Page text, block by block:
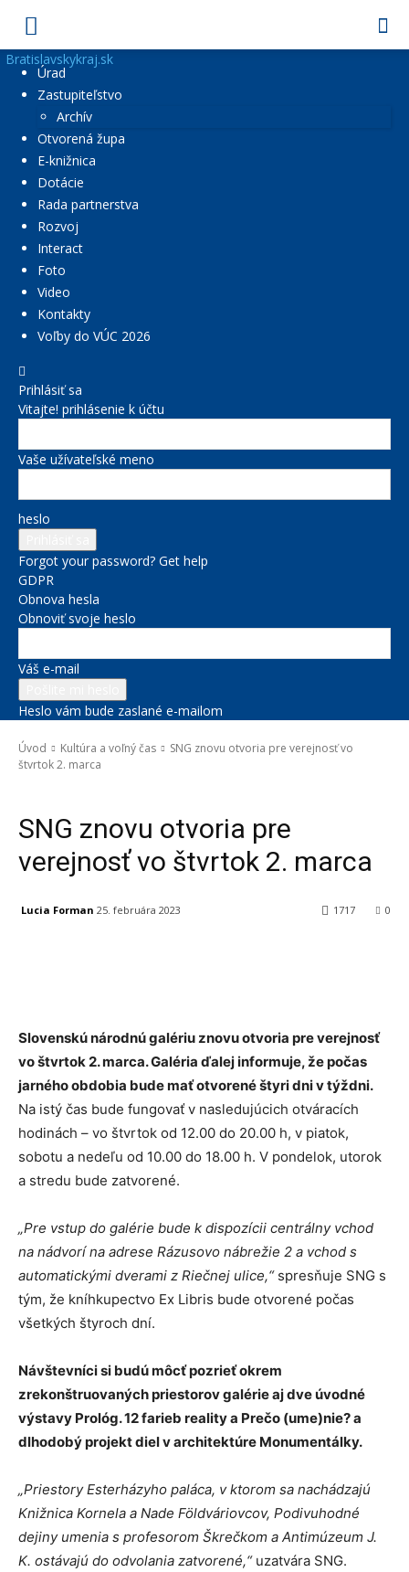
Bratislavskykraj.sk
Úrad
Zastupiteľstvo
Archív
Otvorená župa
E-knižnica
Dotácie
Rada partnerstva
Rozvoj
Interact
Foto
Video
Kontakty
Voľby do VÚC 2026
Prihlásiť sa
Vitajte! prihlásenie k účtu
Vaše užívateľské meno
heslo
Forgot your password? Get help
GDPR
Obnova hesla
Obnoviť svoje heslo
Váš e-mail
Heslo vám bude zaslané e-mailom
Úvod Kultúra a voľný čas
SNG znovu otvoria pre verejnosť vo
štvrtok 2. marca
SNG znovu otvoria pre
verejnosť vo štvrtok 2. marca
Lucia Forman 25. februára 2023 0
1717
Slovenskú národnú galériu znovu otvoria pre verejnosť
vo štvrtok 2. marca. Galéria ďalej informuje, že počas
jarného obdobia bude mať otvorené štyri dni v týždni.
Na istý čas bude fungovať v nasledujúcich otváracích
hodinách – vo štvrtok od 12.00 do 20.00 h, v piatok,
sobotu a nedeľu od 10.00 do 18.00 h. V pondelok, utorok
a stredu bude zatvorené.
„Pre vstup do galérie bude k dispozícii centrálny vchod
na nádvorí na adrese Rázusovo nábrežie 2 a vchod s
automatickými dverami z Riečnej ulice,“ spresňuje SNG s
tým, že kníhkupectvo Ex Libris bude otvorené počas
všetkých štyroch dní.
Návštevníci si budú môcť pozrieť okrem
zrekonštruovaných priestorov galérie aj dve úvodné
výstavy Prológ. 12 farieb reality a Prečo (ume)nie? a
dlhodobý projekt diel v architektúre Monumentálky.
„Priestory Esterházyho paláca, v ktorom sa nachádzajú
Knižnica Kornela a Nade Földváriovcov, Podivuhodné
dejiny umenia s profesorom Škrečkom a Antimúzeum J.
K. ostávajú do odvolania zatvorené,“ uzatvára SNG.